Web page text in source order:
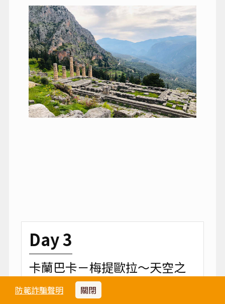
防範詐騙聲明 關閉
Day 3
卡蘭巴卡－梅提歐拉～天空之
城－雅典